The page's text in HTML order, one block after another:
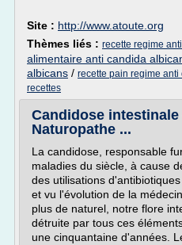
Site : http://www.atoute.org
Thèmes liés : recette regime
alimentaire anti candida
albicans / recette pain regime anti
recettes
Candidose
Naturopathe ...
La candidose, responsable
maladies du siècle, à cause
des utilisations
et vu l'évolution de la
plus de naturel, notre flore
détruite par tous ces
une cinquantaine d'années.